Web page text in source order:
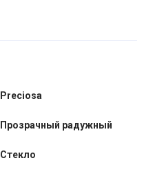
Preciosa
Прозрачный радужный
Стекло